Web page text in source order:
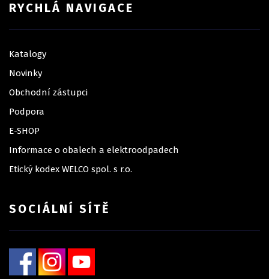
RYCHLÁ NAVIGACE
Katalogy
Novinky
Obchodní zástupci
Podpora
E-SHOP
Informace o obalech a elektroodpadech
Etický kodex WELCO spol. s r.o.
SOCIÁLNÍ SÍTĚ